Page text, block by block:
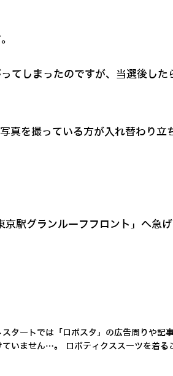
てしまったのですが、当選後し
を撮っている方が入れ替わり立
駅グランルーフフロント」へ急げ
タートでは「ロボスタ」の広告周りや記
いません…。 ロボティクススーツを着る